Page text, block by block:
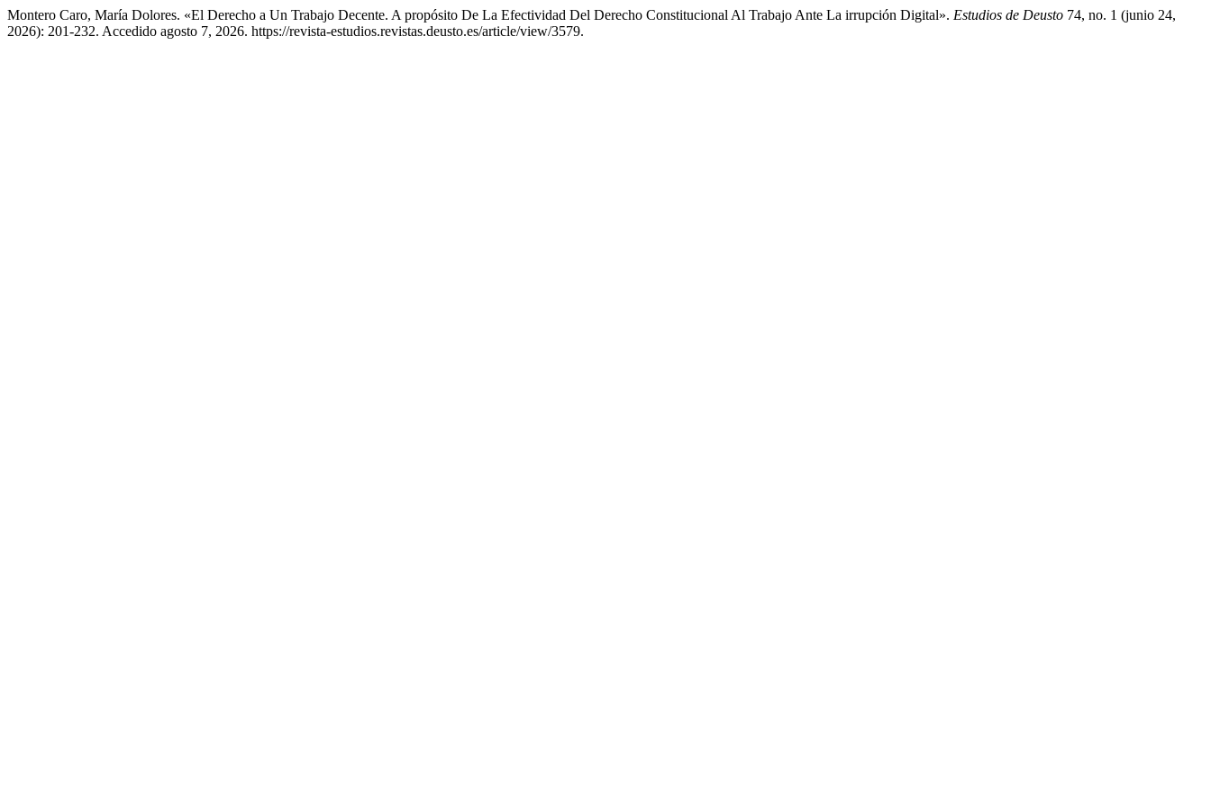
Montero Caro, María Dolores. «El Derecho a Un Trabajo Decente. A propósito De La Efectividad Del Derecho Constitucional Al Trabajo Ante La irrupción Digital». Estudios de Deusto 74, no. 1 (junio 24,
2026): 201-232. Accedido agosto 7, 2026. https://revista-estudios.revistas.deusto.es/article/view/3579.